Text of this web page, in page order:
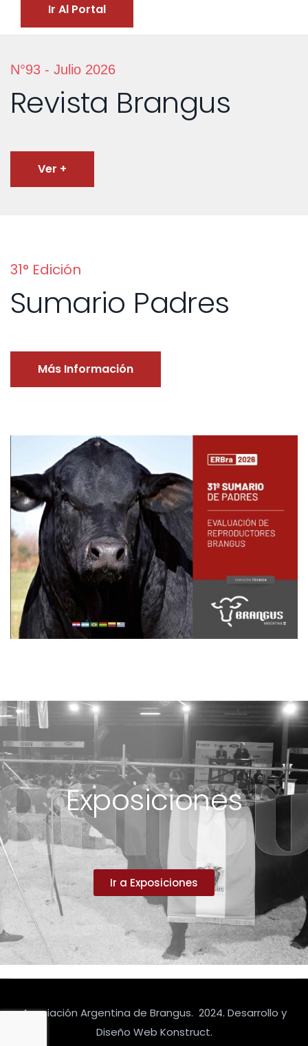
Ir Al Portal
N°93 - Julio 2026
Revista Brangus
Ver +
31° Edición
Sumario Padres
Más Información
Exposiciones
Ir a Exposiciones
Asociación Argentina de Brangus. 2024. Desarrollo y
Diseño Web Konstruct.